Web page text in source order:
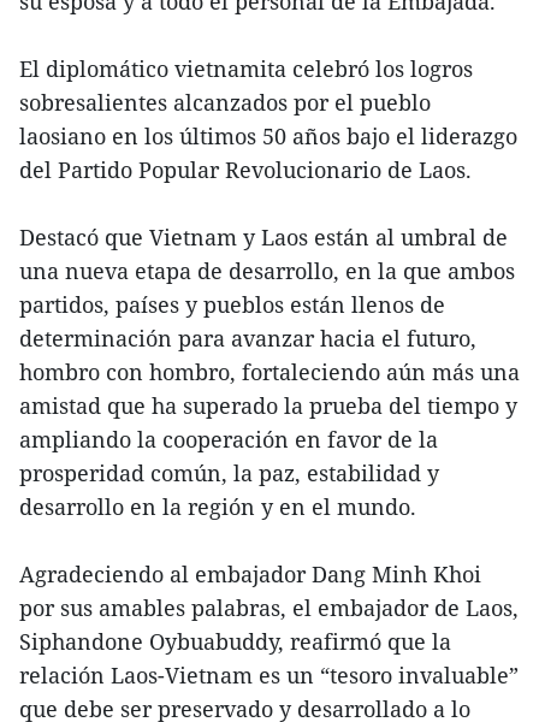
El diplomático vietnamita celebró los logros
sobresalientes alcanzados por el pueblo
laosiano en los últimos 50 años bajo el liderazgo
del Partido Popular Revolucionario de Laos.
Destacó que Vietnam y Laos están al umbral de
una nueva etapa de desarrollo, en la que ambos
partidos, países y pueblos están llenos de
determinación para avanzar hacia el futuro,
hombro con hombro, fortaleciendo aún más una
amistad que ha superado la prueba del tiempo y
ampliando la cooperación en favor de la
prosperidad común, la paz, estabilidad y
desarrollo en la región y en el mundo.
Agradeciendo al embajador Dang Minh Khoi
por sus amables palabras, el embajador de Laos,
Siphandone Oybuabuddy, reafirmó que la
relación Laos-Vietnam es un “tesoro invaluable”
que debe ser preservado y desarrollado a lo